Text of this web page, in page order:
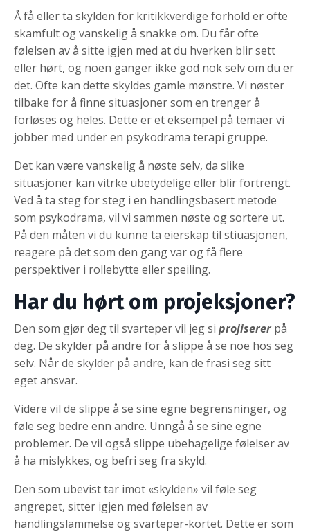
Å få eller ta skylden for kritikkverdige forhold er ofte
skamfult og vanskelig å snakke om. Du får ofte
følelsen av å sitte igjen med at du hverken blir sett
eller hørt, og noen ganger ikke god nok selv om du er
det. Ofte kan dette skyldes gamle mønstre. Vi nøster
tilbake for å finne situasjoner som en trenger å
forløses og heles. Dette er et eksempel på temaer vi
jobber med under en psykodrama terapi gruppe.
Det kan være vanskelig å nøste selv, da slike
situasjoner kan vitrke ubetydelige eller blir fortrengt.
Ved å ta steg for steg i en handlingsbasert metode
som psykodrama, vil vi sammen nøste og sortere ut.
På den måten vi du kunne ta eierskap til stiuasjonen,
reagere på det som den gang var og få flere
perspektiver i rollebytte eller speiling.
Har du hørt om projeksjoner?
Den som gjør deg til svarteper vil jeg si projisererpå
deg. De skylder på andre for å slippe å se noe hos seg
selv. Når de skylder på andre, kan de frasi seg sitt
eget ansvar.
Videre vil de slippe å se sine egne begrensninger, og
føle seg bedre enn andre. Unngå å se sine egne
problemer. De vil også slippe ubehagelige følelser av
å ha mislykkes, og befri seg fra skyld.
Den som ubevist tar imot «skylden» vil føle seg
angrepet, sitter igjen med følelsen av
handlingslammelse og svarteper-kortet. Dette er som